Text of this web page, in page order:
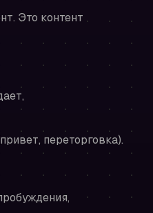
Это контент
переторговка).